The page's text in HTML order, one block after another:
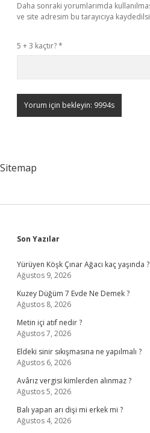
Daha sonraki yorumlarımda
ve site adresim bu tarayıcıya
5 + 3 kaçtır?*
Sitemap
Sidebar
Son Yazılar
Yürüyen Köşk Çınar Ağacı kaç yaşında ?
Ağustos 9, 2026
Kuzey Düğüm 7 Evde Ne Demek ?
Ağustos 8, 2026
Metin içi atıf nedir ?
Ağustos 7, 2026
Eldeki sinir sıkışmasına ne yapılmalı ?
Ağustos 6, 2026
Avârız vergisi kimlerden alınmaz ?
Ağustos 5, 2026
Balı yapan arı dişi mi erkek mi ?
Ağustos 4, 2026